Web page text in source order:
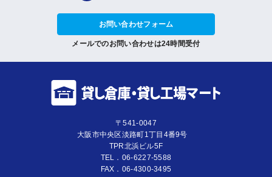
お問い合わせフォーム
メールでのお問い合わせは24時間受付
〒541-0047
大阪市中央区淡路町1丁目4番9号
TPR北浜ビル5F
TEL．06-6227-5588
FAX．06-4300-3495